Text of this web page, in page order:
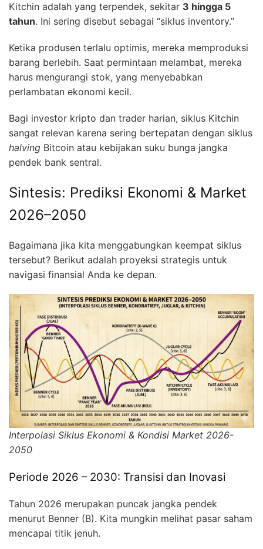
Kitchin adalah yang terpendek, sekitar 3 hingga 5
tahun. Ini sering disebut sebagai “siklus inventory.”
Ketika produsen terlalu optimis, mereka memproduksi
barang berlebih. Saat permintaan melambat, mereka
harus mengurangi stok, yang menyebabkan
perlambatan ekonomi kecil.
Bagi investor kripto dan trader harian, siklus Kitchin
sangat relevan karena sering bertepatan dengan siklus
halving Bitcoin atau kebijakan suku bunga jangka
pendek bank sentral.
Sintesis: Prediksi Ekonomi & Market
2026–2050
Bagaimana jika kita menggabungkan keempat siklus
tersebut? Berikut adalah proyeksi strategis untuk
navigasi finansial Anda ke depan.
Interpolasi Siklus Ekonomi & Kondisi Market 2026-
2050
Periode 2026 – 2030: Transisi dan Inovasi
Tahun 2026 merupakan puncak jangka pendek
menurut Benner (B). Kita mungkin melihat pasar saham
mencapai titik jenuh.